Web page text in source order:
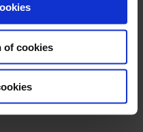
of cookies
TikTok
X